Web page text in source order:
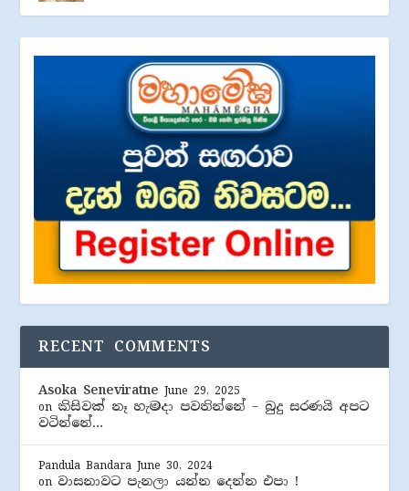
RECENT COMMENTS
Asoka Seneviratne June 29, 2025
on කිසිවක් නෑ හැමදා පවතින්නේ – බුදු සරණයි අපට
වටින්නේ…
Pandula Bandara June 30, 2024
on වාසනාවට පැනලා යන්න දෙන්න එපා !